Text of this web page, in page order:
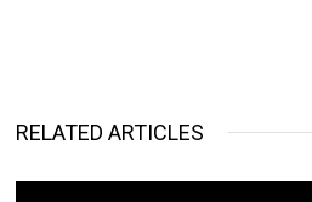
RELATED ARTICLES